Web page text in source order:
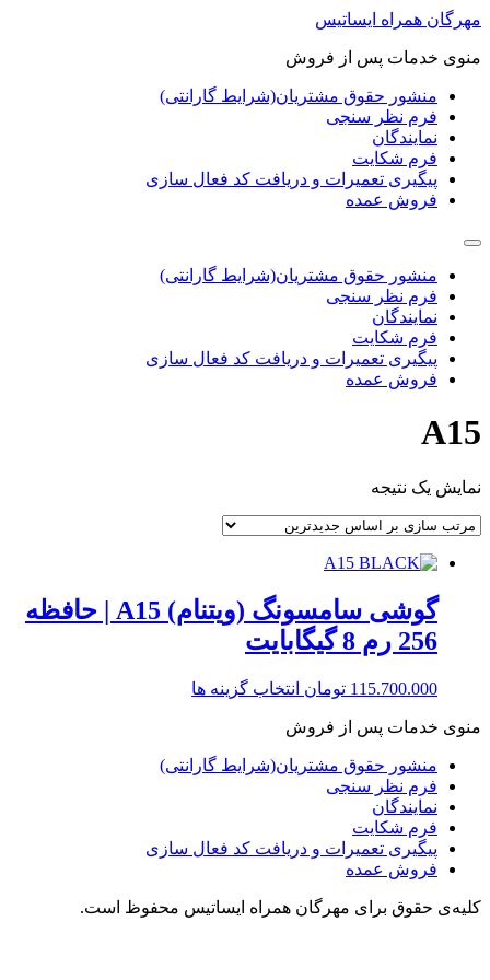
پرش
محتوا
مهرگان همراه ایساتیس
منوی خدمات پس از فروش
منشور حقوق مشتریان(شرایط گارانتی)
فرم نظر سنجی
نمایندگان
فرم شکایت
پیگیری تعمیرات و دریافت کد فعال سازی
فروش عمده
منشور حقوق مشتریان(شرایط گارانتی)
فرم نظر سنجی
نمایندگان
فرم شکایت
پیگیری تعمیرات و دریافت کد فعال سازی
فروش عمده
A15
نمایش یک نتیجه
گوشی سامسونگ (ویتنام) A15 | حافظه
256 رم 8 گیگابایت
115.700.000 تومان انتخاب گزینه ها
مختلفی
ها
در
منوی خدمات پس از فروش
منشور حقوق مشتریان(شرایط گارانتی)
فرم نظر سنجی
نمایندگان
فرم شکایت
پیگیری تعمیرات و دریافت کد فعال سازی
فروش عمده
کلیه‌ی حقوق برای مهرگان همراه ایساتیس محفوظ است.